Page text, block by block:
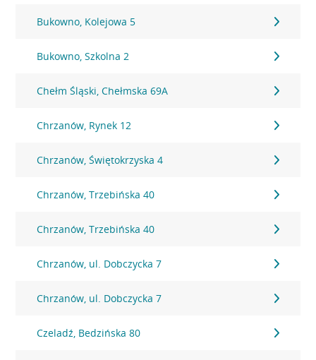
Bukowno, Kolejowa 5
Bukowno, Szkolna 2
Chełm Śląski, Chełmska 69A
Chrzanów, Rynek 12
Chrzanów, Świętokrzyska 4
Chrzanów, Trzebińska 40
Chrzanów, Trzebińska 40
Chrzanów, ul. Dobczycka 7
Chrzanów, ul. Dobczycka 7
Czeladź, Bedzińska 80